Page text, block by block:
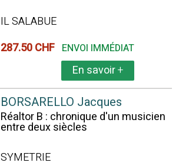
IL SALABUE
287.50 CHF ENVOI IMMÉDIAT
En savoir+
BORSARELLO Jacques
Réaltor B : chronique d'un musicien
entre deux siècles
SYMETRIE